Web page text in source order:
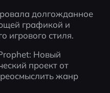
долгожданное
графикой и
игрового стиля.
Новый
проект от
жанр